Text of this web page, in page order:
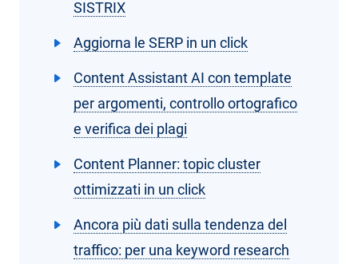
SISTRIX
Aggiorna le SERP in un click
Content Assistant AI con template
per argomenti, controllo ortografico
e verifica dei plagi
Content Planner: topic cluster
ottimizzati in un click
Ancora più dati sulla tendenza del
traffico: per una keyword research